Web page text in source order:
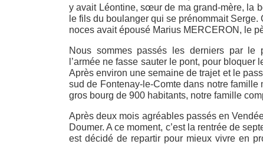
y avait Léontine, sœur de ma grand-mère, la
le fils du boulanger qui se prénommait
noces avait épousé Marius MERCERON, le
Nous sommes passés les derniers par le
l’armée ne fasse sauter le pont, pour
Après environ une semaine de trajet et le
sud de Fontenay-le-Comte dans notre
gros bourg de 900 habitants, notre famille
Après deux mois agréables passés en
Doumer. A ce moment, c’est la rentrée de
est décidé de repartir pour mieux vivre en